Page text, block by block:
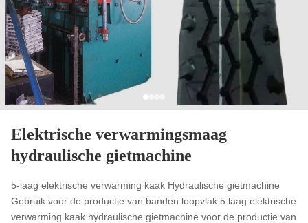
Elektrische verwarmingsmaag
hydraulische gietmachine
5-laag elektrische verwarming kaak Hydraulische gietmachine
Gebruik voor de productie van banden loopvlak 5 laag elektrische
verwarming kaak hydraulische gietmachine voor de productie van